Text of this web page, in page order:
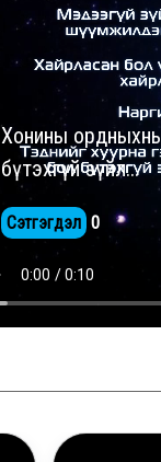
Хонины
бүтэхгүй зүйл...
Сэтгэгдэл 0